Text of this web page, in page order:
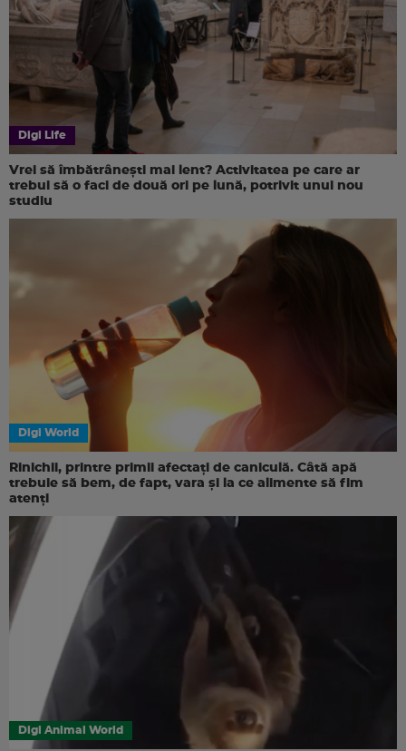
Digi Life
Vrei să îmbătrânești mai lent? Activitatea pe care ar
trebui să o faci de două ori pe lună, potrivit unui nou
studiu
Digi World
Rinichii, printre primii afectați de caniculă. Câtă apă
trebuie să bem, de fapt, vara și la ce alimente să fim
atenți
Digi Animal World